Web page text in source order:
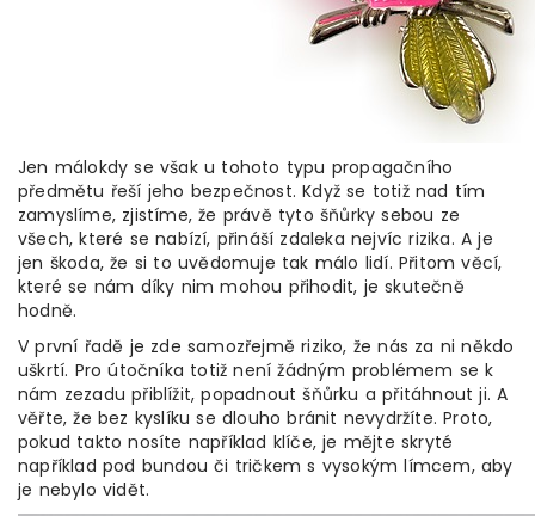
Jen málokdy se však u tohoto typu propagačního
předmětu řeší jeho bezpečnost. Když se totiž nad tím
zamyslíme, zjistíme, že právě tyto šňůrky sebou ze
všech, které se nabízí, přináší zdaleka nejvíc rizika. A je
jen škoda, že si to uvědomuje tak málo lidí. Přitom věcí,
které se nám díky nim mohou přihodit, je skutečně
hodně.
V první řadě je zde samozřejmě riziko, že nás za ni někdo
uškrtí. Pro útočníka totiž není žádným problémem se k
nám zezadu přiblížit, popadnout šňůrku a přitáhnout ji. A
věřte, že bez kyslíku se dlouho bránit nevydržíte. Proto,
pokud takto nosíte například klíče, je mějte skryté
například pod bundou či tričkem s vysokým límcem, aby
je nebylo vidět.